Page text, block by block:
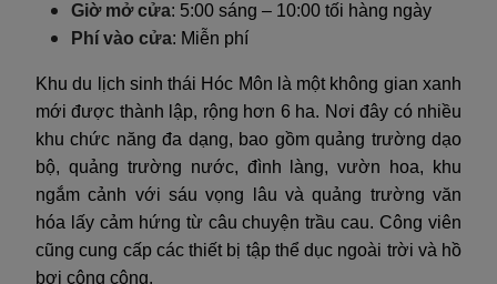
Giờ mở cửa: 5:00 sáng – 10:00 tối hàng ngày
Phí vào cửa: Miễn phí
Khu du lịch sinh thái Hóc Môn là một không gian xanh
mới được thành lập, rộng hơn 6 ha. Nơi đây có nhiều
khu chức năng đa dạng, bao gồm quảng trường dạo
bộ, quảng trường nước, đình làng, vườn hoa, khu
ngắm cảnh với sáu vọng lâu và quảng trường văn
hóa lấy cảm hứng từ câu chuyện trầu cau. Công viên
cũng cung cấp các thiết bị tập thể dục ngoài trời và hồ
bơi công cộng.